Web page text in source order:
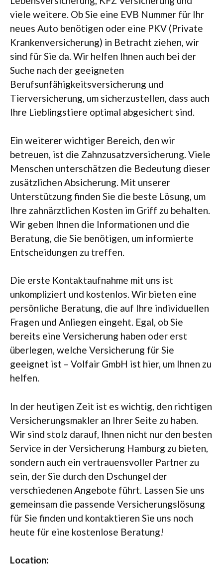
viele weitere. Ob Sie eine EVB Nummer für Ihr
neues Auto benötigen oder eine PKV (Private
Krankenversicherung) in Betracht ziehen, wir
sind für Sie da. Wir helfen Ihnen auch bei der
Suche nach der geeigneten
Berufsunfähigkeitsversicherung und
Tierversicherung, um sicherzustellen, dass auch
Ihre Lieblingstiere optimal abgesichert sind.
Ein weiterer wichtiger Bereich, den wir
betreuen, ist die Zahnzusatzversicherung. Viele
Menschen unterschätzen die Bedeutung dieser
zusätzlichen Absicherung. Mit unserer
Unterstützung finden Sie die beste Lösung, um
Ihre zahnärztlichen Kosten im Griff zu behalten.
Wir geben Ihnen die Informationen und die
Beratung, die Sie benötigen, um informierte
Entscheidungen zu treffen.
Die erste Kontaktaufnahme mit uns ist
unkompliziert und kostenlos. Wir bieten eine
persönliche Beratung, die auf Ihre individuellen
Fragen und Anliegen eingeht. Egal, ob Sie
bereits eine Versicherung haben oder erst
überlegen, welche Versicherung für Sie
geeignet ist – Volfair GmbH ist hier, um Ihnen zu
helfen.
In der heutigen Zeit ist es wichtig, den richtigen
Versicherungsmakler an Ihrer Seite zu haben.
Wir sind stolz darauf, Ihnen nicht nur den besten
Service in der Versicherung Hamburg zu bieten,
sondern auch ein vertrauensvoller Partner zu
sein, der Sie durch den Dschungel der
verschiedenen Angebote führt. Lassen Sie uns
gemeinsam die passende Versicherungslösung
für Sie finden und kontaktieren Sie uns noch
heute für eine kostenlose Beratung!
Location: